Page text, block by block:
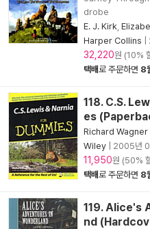
drobe
E. J. Kirk
Harper Collins
32,220원 (10%
택배로 주문하면 8
118. C.S.
es
Richard Wagner
Wiley
2005년
11,950원 (50%
택배로 주문하면 8
119. Alice's
nd